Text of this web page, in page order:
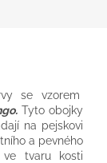
se vzorem
. Tyto obojky
na pejskovi
a pevného
ve tvaru
kosti